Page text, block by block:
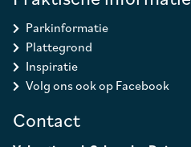
Parkinformatie
Plattegrond
Inspiratie
Volg ons ook op Facebook
Contact